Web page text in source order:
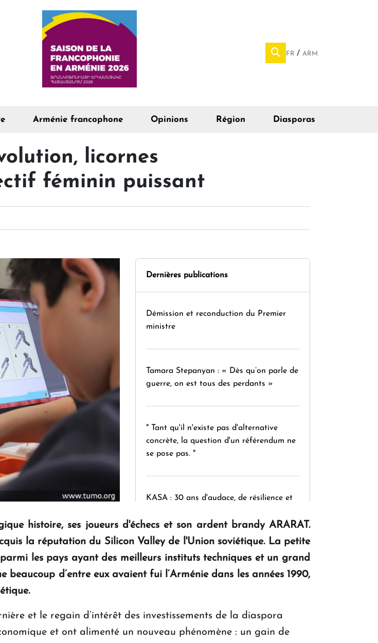
FR ARM
Arménie francophone Opinions Région Diasporas
licornes
féminin puissant
Dernières publications
Démission et reconduction du Premier
ministre
Tamara Stepanyan : « Dès qu’on parle de
guerre, on est tous des perdants »
" Tant qu'il n'existe pas d'alternative
concrète, la question d'un référendum ne
se pose pas. "
KASA : 30 ans d'audace, de résilience et
Le premier hôtel Hyatt Regency
d'Arménie ouvrira ses portes à Dilijan
histoire, ses joueurs d'échecs et son ardent brandy ARARAT.
la réputation du Silicon Valley de l'Union soviétique. La petite
les pays ayant des meilleurs instituts techniques et un grand
d’entre eux avaient fui l’Arménie dans les années 1990,
et le regain d’intérêt des investissements de la diaspora
et ont alimenté un nouveau phénomène : un gain de